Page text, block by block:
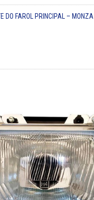
DO FAROL PRINCIPAL – MONZA